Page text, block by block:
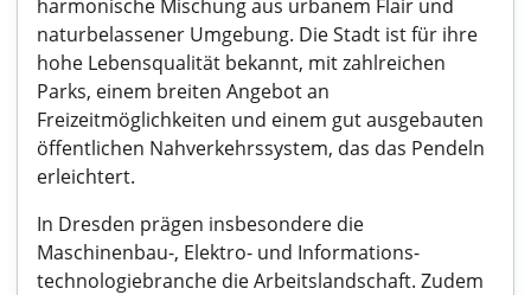
harmonische Mischung aus urbanem Flair und
naturbelassener Umgebung. Die Stadt ist für ihre
hohe Lebensqualität bekannt, mit zahlreichen
Parks, einem breiten Angebot an
Freizeitmöglichkeiten und einem gut ausgebauten
öffentlichen Nahverkehrssystem, das das Pendeln
erleichtert.
In Dresden prägen insbesondere die
Maschinenbau-, Elektro- und Informations-
technologiebranche die Arbeitslandschaft. Zudem